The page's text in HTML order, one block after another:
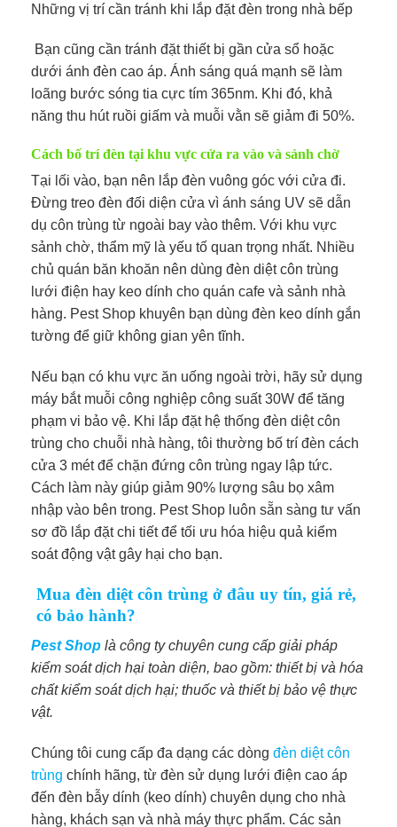
Những vị trí cần tránh khi lắp đặt đèn trong nhà bếp
Bạn cũng cần tránh đặt thiết bị gần cửa sổ hoặc
dưới ánh đèn cao áp. Ánh sáng quá mạnh sẽ làm
loãng bước sóng tia cực tím 365nm. Khi đó, khả
năng thu hút ruồi giấm và muỗi vằn sẽ giảm đi 50%.
Cách bố trí đèn tại khu vực cửa ra vào và sảnh chờ
Tại lối vào, bạn nên lắp đèn vuông góc với cửa đi.
Đừng treo đèn đối diện cửa vì ánh sáng UV sẽ dẫn
dụ côn trùng từ ngoài bay vào thêm. Với khu vực
sảnh chờ, thẩm mỹ là yếu tố quan trọng nhất. Nhiều
chủ quán băn khoăn nên dùng đèn diệt côn trùng
lưới điện hay keo dính cho quán cafe và sảnh nhà
hàng. Pest Shop khuyên bạn dùng đèn keo dính gắn
tường để giữ không gian yên tĩnh.
Nếu bạn có khu vực ăn uống ngoài trời, hãy sử dụng
máy bắt muỗi công nghiệp công suất 30W để tăng
phạm vi bảo vệ. Khi lắp đặt hệ thống đèn diệt côn
trùng cho chuỗi nhà hàng, tôi thường bố trí đèn cách
cửa 3 mét để chặn đứng côn trùng ngay lập tức.
Cách làm này giúp giảm 90% lượng sâu bọ xâm
nhập vào bên trong. Pest Shop luôn sẵn sàng tư vấn
sơ đồ lắp đặt chi tiết để tối ưu hóa hiệu quả kiểm
soát động vật gây hại cho bạn.
Mua đèn diệt côn trùng ở đâu uy tín, giá rẻ,
có bảo hành?
Pest Shop là công ty chuyên cung cấp giải pháp
kiểm soát dịch hại toàn diện, bao gồm: thiết bị và hóa
chất kiểm soát dịch hại; thuốc và thiết bị bảo vệ thực
vật.
Chúng tôi cung cấp đa dạng các dòng đèn diệt côn
trùng chính hãng, từ đèn sử dụng lưới điện cao áp
đến đèn bẫy dính (keo dính) chuyên dụng cho nhà
hàng, khách sạn và nhà máy thực phẩm. Các sản